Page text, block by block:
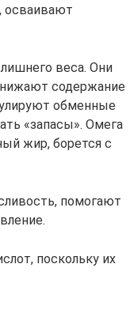
осваивают
веса. Они
содержание
обменные
«запасы». Омега
жир, борется с
помогают
поскольку их